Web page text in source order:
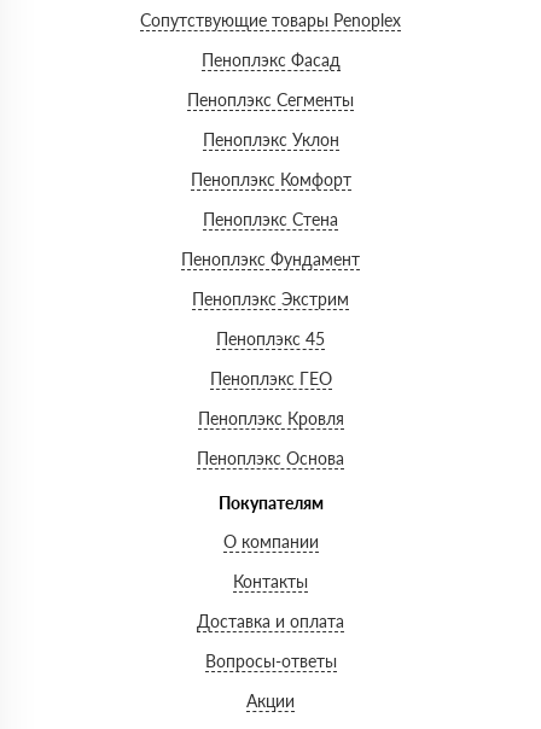
Сопутствующие товары Penoplex
Пеноплэкс Фасад
Пеноплэкс Сегменты
Пеноплэкс Уклон
Пеноплэкс Комфорт
Пеноплэкс Стена
Пеноплэкс Фундамент
Пеноплэкс Экстрим
Пеноплэкс 45
Пеноплэкс ГЕО
Пеноплэкс Кровля
Пеноплэкс Основа
Покупателям
О компании
Контакты
Доставка и оплата
Вопросы-ответы
Акции